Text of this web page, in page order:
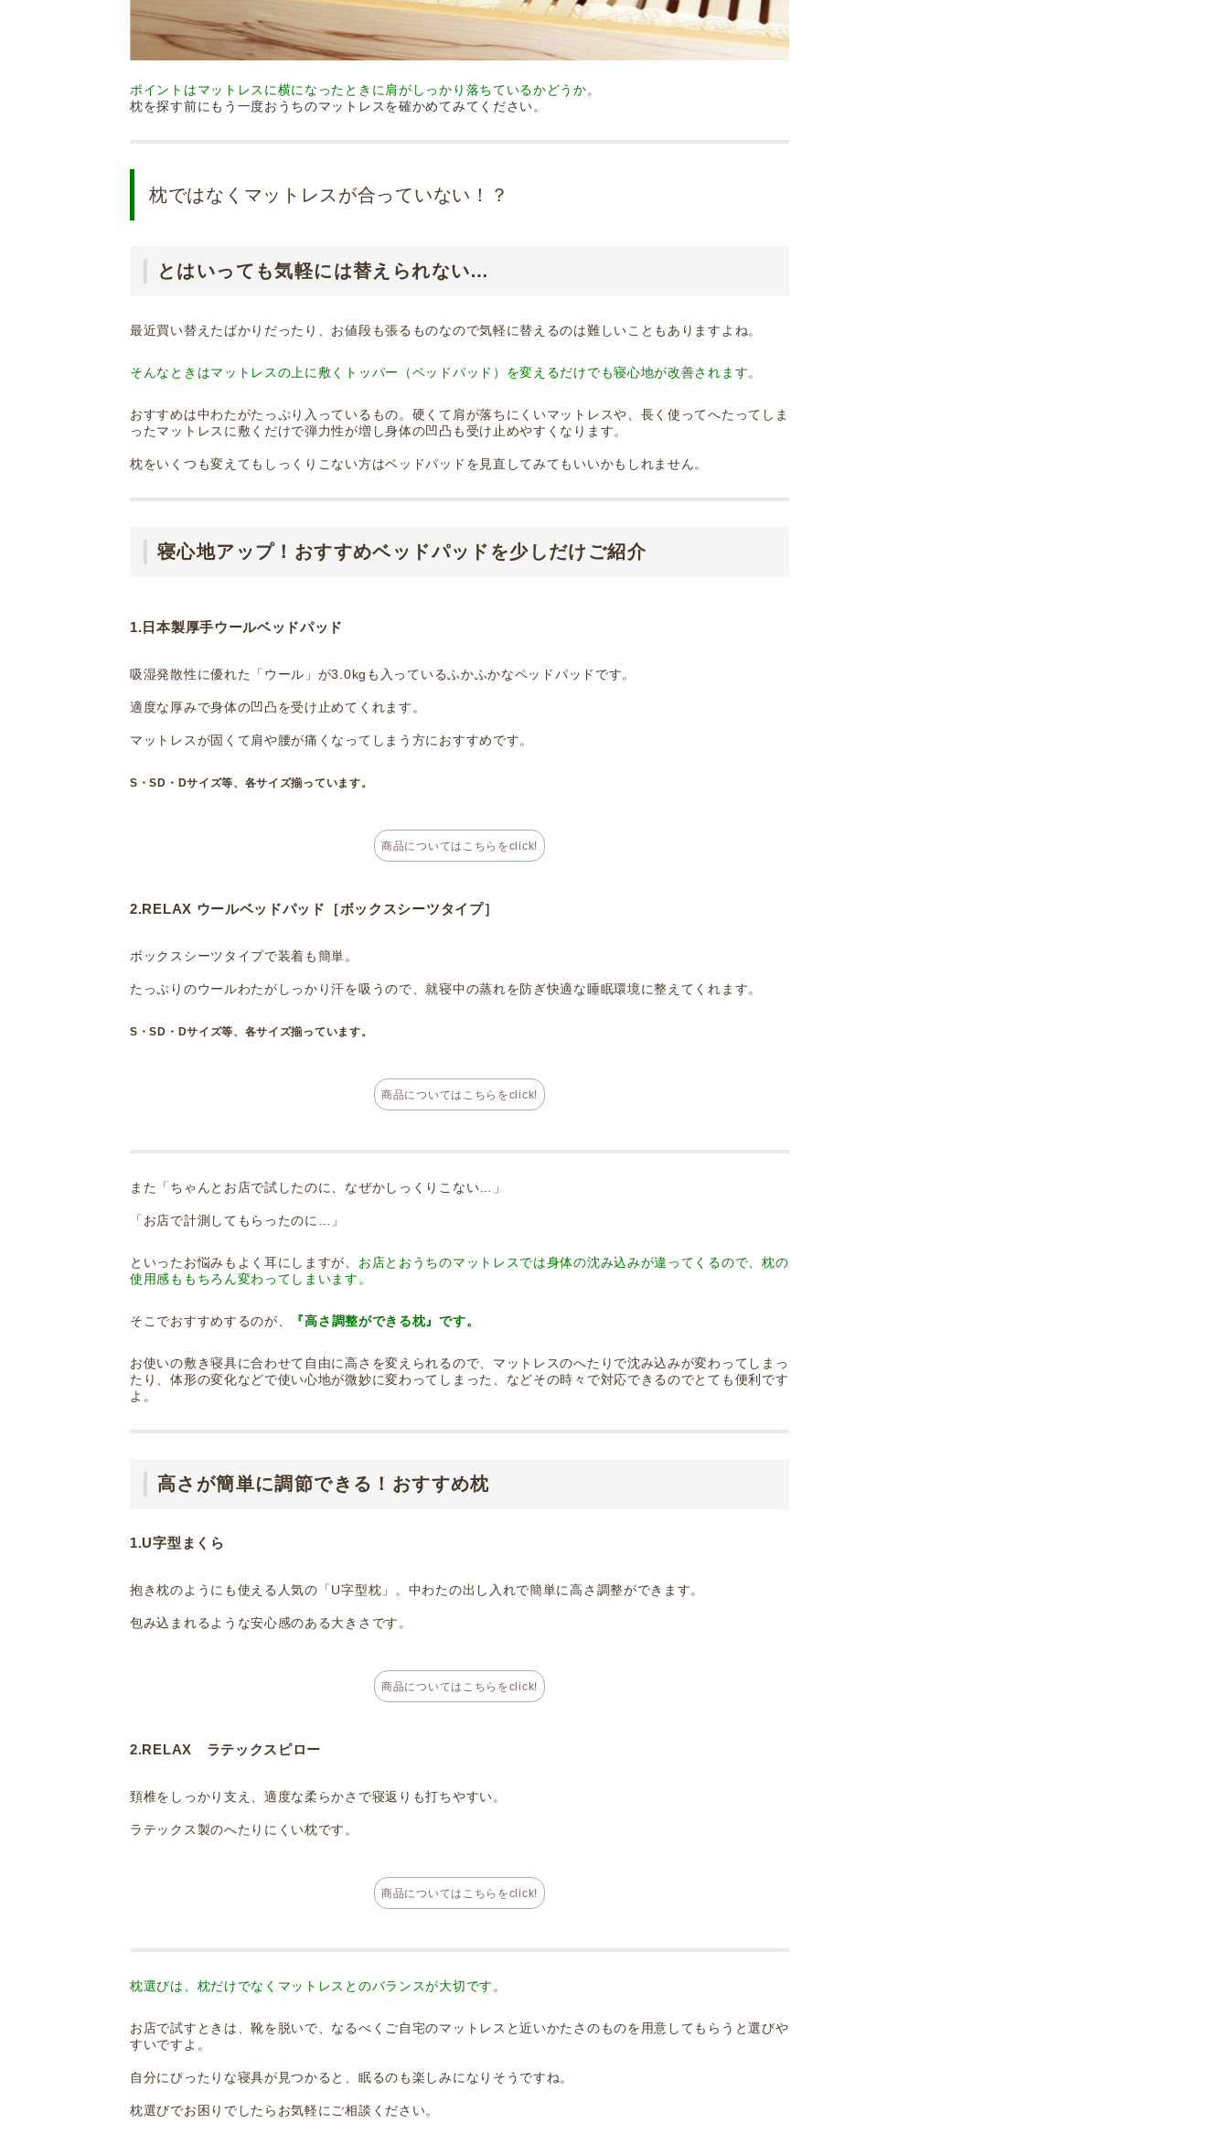
ポイントはマットレスに横になったときに肩がしっかり落ちているかどうか。
枕を探す前にもう一度おうちのマットレスを確かめてみてください。
枕ではなくマットレスが合っていない！？
とはいっても気軽には替えられない…
最近買い替えたばかりだったり、お値段も張るものなので気軽に替えるのは難しいこともありますよね。
そんなときはマットレスの上に敷くトッパー（ベッドパッド）を変えるだけでも寝心地が改善されます。
おすすめは中わたがたっぷり入っているもの。硬くて肩が落ちにくいマットレスや、長く使ってへたってしま
ったマットレスに敷くだけで弾力性が増し身体の凹凸も受け止めやすくなります。
枕をいくつも変えてもしっくりこない方はベッドパッドを見直してみてもいいかもしれません。
寝心地アップ！おすすめベッドパッドを少しだけご紹介
1.日本製厚手ウールベッドパッド
吸湿発散性に優れた「ウール」が3.0kgも入っているふかふかなペッドパッドです。
適度な厚みで身体の凹凸を受け止めてくれます。
マットレスが固くて肩や腰が痛くなってしまう方におすすめです。
S・SD・Dサイズ等、各サイズ揃っています。
商品についてはこちらをclick!
2.RELAX ウールベッドパッド［ボックスシーツタイプ］
ボックスシーツタイプで装着も簡単。
たっぷりのウールわたがしっかり汗を吸うので、就寝中の蒸れを防ぎ快適な睡眠環境に整えてくれます。
S・SD・Dサイズ等、各サイズ揃っています。
商品についてはこちらをclick!
また「ちゃんとお店で試したのに、なぜかしっくりこない…」
「お店で計測してもらったのに…」
といったお悩みもよく耳にしますが、 お店とおうちのマットレスでは身体の沈み込みが違ってくるので、枕の
使用感ももちろん変わってしまいます。
そこでおすすめするのが、 『高さ調整ができる枕』です。
お使いの敷き寝具に合わせて自由に高さを変えられるので、マットレスのへたりで沈み込みが変わってしまっ
たり、体形の変化などで使い心地が微妙に変わってしまった、などその時々で対応できるのでとても便利です
よ。
高さが簡単に調節できる！おすすめ枕
1.U字型まくら
抱き枕のようにも使える人気の「U字型枕」。中わたの出し入れで簡単に高さ調整ができます。
包み込まれるような安心感のある大きさです。
商品についてはこちらをclick!
2.RELAX ラテックスピロー
頚椎をしっかり支え、適度な柔らかさで寝返りも打ちやすい。
ラテックス製のへたりにくい枕です。
商品についてはこちらをclick!
枕選びは、枕だけでなくマットレスとのバランスが大切です。
お店で試すときは、靴を脱いで、なるべくご自宅のマットレスと近いかたさのものを用意してもらうと選びや
すいですよ。
自分にぴったりな寝具が見つかると、眠るのも楽しみになりそうですね。
枕選びでお困りでしたらお気軽にご相談ください。